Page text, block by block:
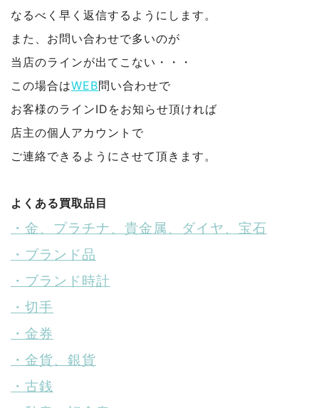
なるべく早く返信するようにします。
また、お問い合わせで多いのが
当店のラインが出てこない・・・
この場合はWEB問い合わせで
お客様のラインIDをお知らせ頂ければ
店主の個人アカウントで
ご連絡できるようにさせて頂きます。
よくある買取品目
・金、プラチナ、貴金属、ダイヤ、宝石
・ブランド品
・ブランド時計
・切手
・金券
・金貨、銀貨
・古銭